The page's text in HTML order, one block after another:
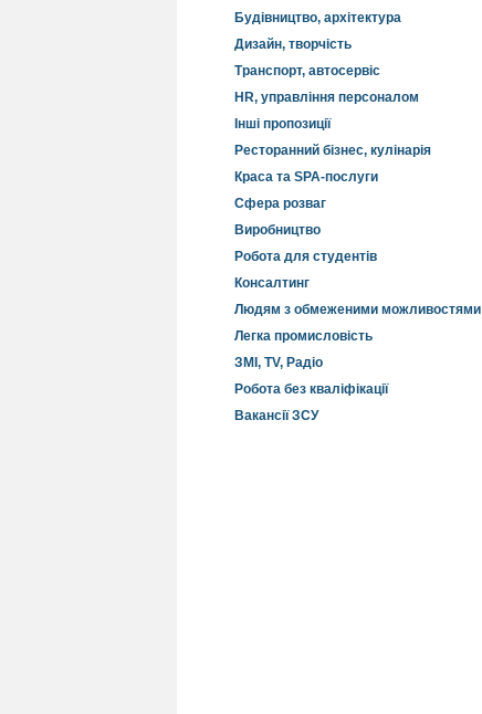
Будівництво, архітектура
Дизайн, творчість
Транспорт, автосервіс
HR, управління персоналом
Інші пропозиції
Ресторанний бізнес, кулінарія
Краса та SPA-послуги
Сфера розваг
Виробництво
Робота для студентів
Консалтинг
Людям з обмеженими можливостями
Легка промисловість
ЗМІ, TV, Радіо
Робота без кваліфікації
Вакансії ЗСУ